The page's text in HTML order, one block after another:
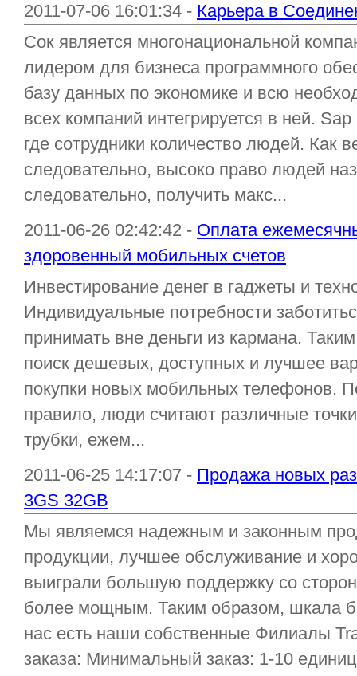
2011-07-06 16:01:34 - Карьера в
Сок является многонациональной
лидером для бизнеса программного
базу данных по экономике и всю
всех компаний интегрируется в ней.
где сотрудники количество людей. Как
следовательно, высоко право людей
следовательно, получить макс...
2011-06-26 02:42:42 - Оплата
здоровенный мобильных счетов
Инвестирование денег в гаджеты и
Индивидуальные потребности
принимать вне деньги из кармана.
поиск дешевых, доступных и лучшее
покупки новых мобильных телефонов.
правило, люди считают различные
трубки, ежем...
2011-06-25 14:17:07 - Продажа новых
3GS 32GB
Мы являемся надежным и законным
продукции, лучшее обслуживание и
выиграли большую поддержку со
более мощным. Таким образом, шкала
нас есть наши собственные Филиалы
заказа: Минимальный заказ: 1-10